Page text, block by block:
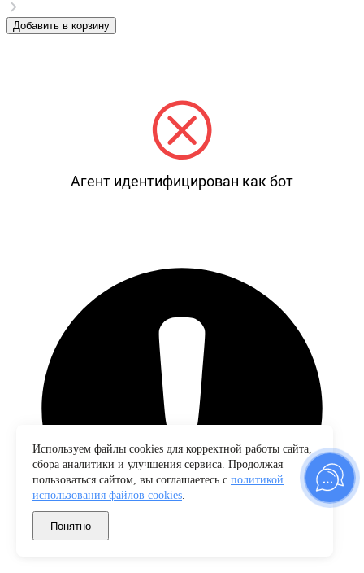
Добавить в корзину
Агент идентифицирован как бот
Используем файлы cookies для корректной работы сайта,
сбора аналитики и улучшения сервиса. Продолжая
пользоваться сайтом, вы соглашаетесь с политикой
использования файлов cookies.
Понятно